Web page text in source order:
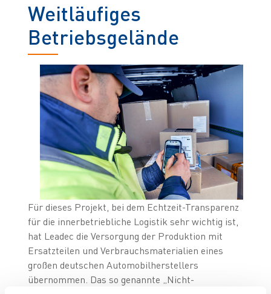
Weitläufiges
Betriebsgelände
Für dieses Projekt, bei dem Echtzeit-Transparenz
für die innerbetriebliche Logistik sehr wichtig ist,
hat Leadec die Versorgung der Produktion mit
Ersatzteilen und Verbrauchsmaterialien eines
großen deutschen Automobilherstellers
übernommen. Das so genannte „Nicht-